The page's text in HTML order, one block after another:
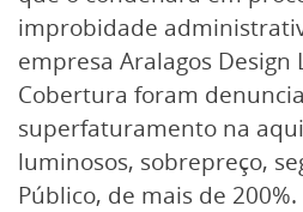
improbidade
empresa Aralagos Design
Cobertura foram
superfaturamento na
luminosos, sobrepreço,
Público, de mais de 200%.